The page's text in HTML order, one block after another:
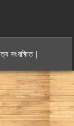
সংরক্ষিত |